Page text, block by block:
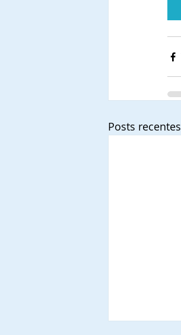
Posts recentes